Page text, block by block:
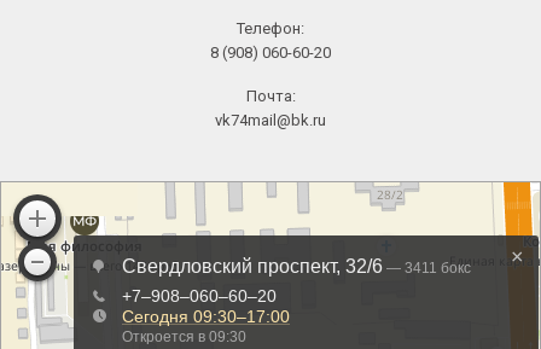
Телефон:
8 (908) 060-60-20
Почта:
vk74mail@bk.ru